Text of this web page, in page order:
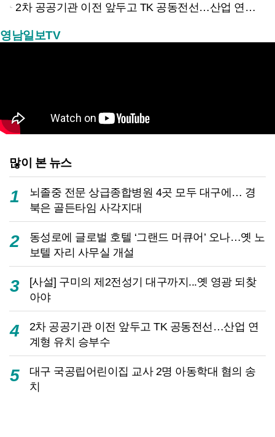
2차 공공기관 이전 앞두고 TK 공동전선…산업 연계형 유치 승부수
영남일보TV
많이 본 뉴스
1
뇌졸중 전문 상급종합병원 4곳 모두 대구에… 경
북은 골든타임 사각지대
2
동성로에 글로벌 호텔 ‘그랜드 머큐어’ 오나…옛 노
보텔 자리 사무실 개설
3
[사설] 구미의 제2전성기 대구까지...옛 영광 되찾
아야
4
2차 공공기관 이전 앞두고 TK 공동전선…산업 연
계형 유치 승부수
5
대구 국공립어린이집 교사 2명 아동학대 혐의 송
치